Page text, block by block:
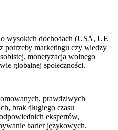
wysokich dochodach (USA, UE
potrzeby marketingu czy wiedzy
monetyzacja wolnego
globalnej społeczności.
prawdziwych
brak długiego czasu
ekspertów,
barier językowych.